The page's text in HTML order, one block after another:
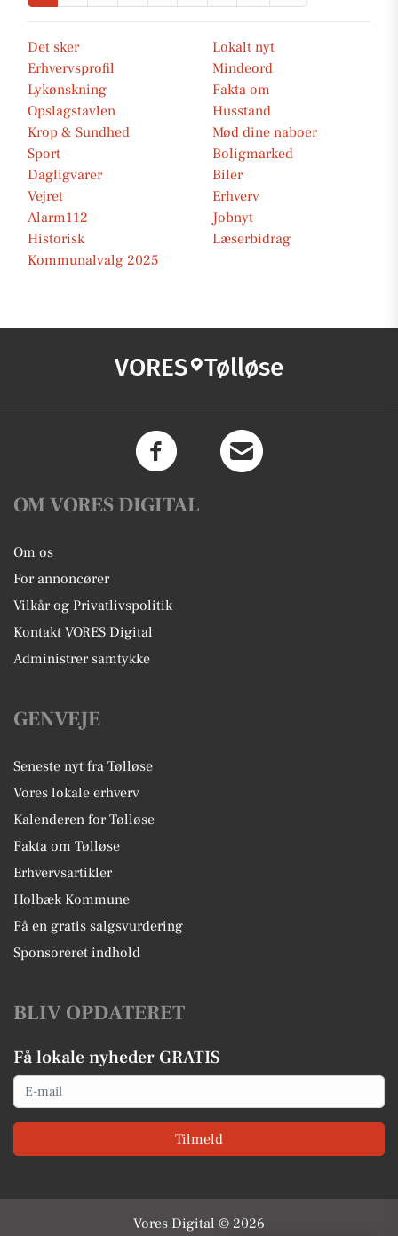
Det sker
Lokalt nyt
Erhvervsprofil
Mindeord
Lykønskning
Fakta om
Opslagstavlen
Husstand
Krop & Sundhed
Mød dine naboer
Sport
Boligmarked
Dagligvarer
Biler
Vejret
Erhverv
Alarm112
Jobnyt
Historisk
Læserbidrag
Kommunalvalg 2025
VORES Tølløse
OM VORES DIGITAL
Om os
For annoncører
Vilkår og Privatlivspolitik
Kontakt VORES Digital
Administrer samtykke
GENVEJE
Seneste nyt fra Tølløse
Vores lokale erhverv
Kalenderen for Tølløse
Fakta om Tølløse
Erhvervsartikler
Holbæk Kommune
Få en gratis salgsvurdering
Sponsoreret indhold
BLIV OPDATERET
Få lokale nyheder GRATIS
Email
Tilmeld
Vores Digital © 2026